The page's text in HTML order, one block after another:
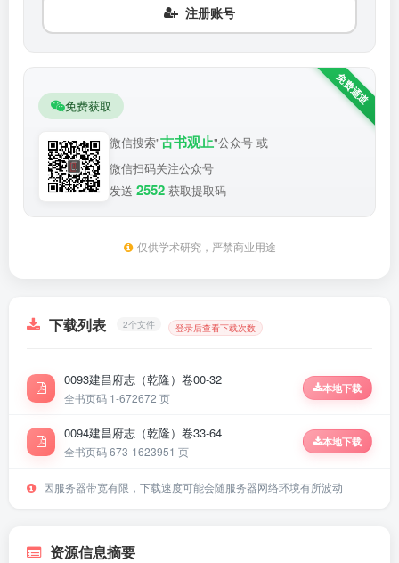
注册账号
免费获取
微信搜索"古书观止"公众号 或
微信扫码关注公众号
发送 2552 获取提取码
仅供学术研究，严禁商业用途
下载列表 2个文件 登录后查看下载次数
0093建昌府志（乾隆）卷00-32
全书页码 1-672672 页
本地下载
0094建昌府志（乾隆）卷33-64
全书页码 673-1623951 页
本地下载
因服务器带宽有限，下载速度可能会随服务器网络环境有所波动
资源信息摘要